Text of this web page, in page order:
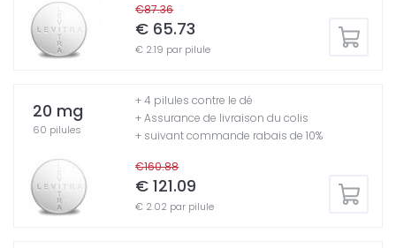
€87.36
€ 65.73
€ 2.19 par pilule
20 mg
60 pilules
€160.88
€ 121.09
€ 2.02 par pilule
+ 4 pilules contre le dé
+ Assurance de livraison du colis
+ suivant commande rabais de 10%